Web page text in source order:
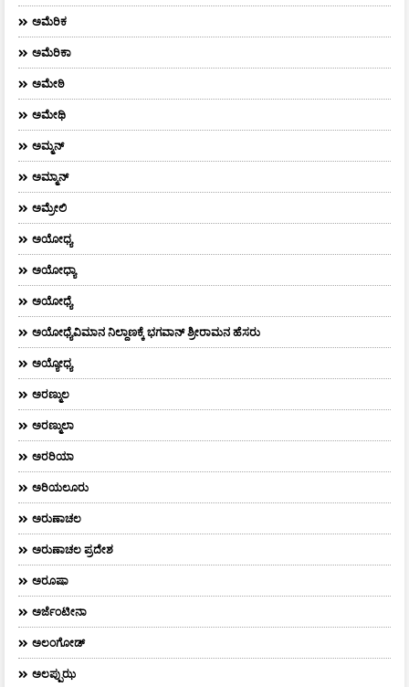
ಅಮೆರಿಕ
ಅಮೆರಿಕಾ
ಅಮೇಠಿ
ಅಮೇಥಿ
ಅಮ್ಮನ್‌
ಅಮ್ಮಾನ್
ಅಮ್ರೇಲಿ
ಅಯೋಧ್ಯ
ಅಯೋಧ್ಯಾ
ಅಯೋಧ್ಯೆ
ಅಯೋಧ್ಯೆವಿಮಾನ ನಿಲ್ದಾಣಕ್ಕೆ ಭಗವಾನ್ ಶ್ರೀರಾಮನ ಹೆಸರು
ಅಯ್ಯೋಧ್ಯ
ಅರಣ್ಮುಲ
ಅರಣ್ಮುಲಾ
ಅರರಿಯಾ
ಅರಿಯಲೂರು
ಅರುಣಾಚಲ
ಅರುಣಾಚಲ ಪ್ರದೇಶ
ಅರೂಷಾ
ಅರ್ಜೆಂಟೀನಾ
ಅಲಂಗೋಡ್
ಅಲಪ್ಪುಝ